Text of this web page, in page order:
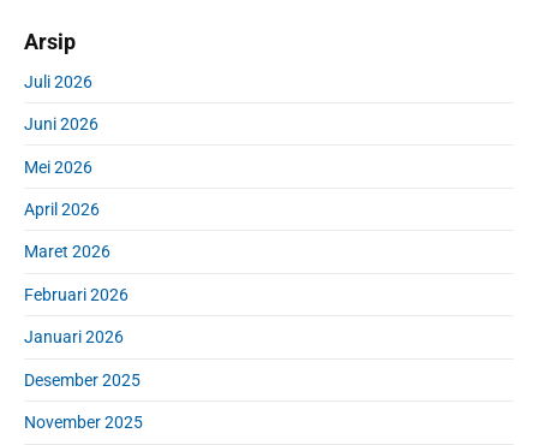
a
y
S
d
b
a
c
h
o
:
Arsip
Juli 2026
Juni 2026
Mei 2026
April 2026
Maret 2026
Februari 2026
Januari 2026
Desember 2025
November 2025